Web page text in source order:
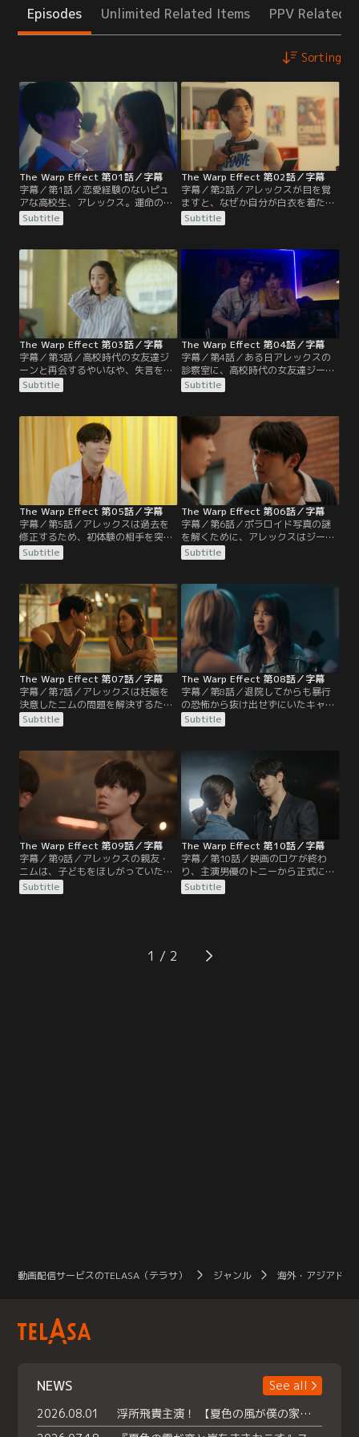
Episodes Unlimited Related Items PPV Related
Sorting
The Warp Effect 第01話／字幕
字幕／第1話／恋愛経験のないピュ
アな高校生、アレックス。運命の人
と出会うまで貞操を守ることを母親
と約束をしていた。しかし18歳の誕
ソな同級生のホームパーティーに出
かけて部活の女友達ジーンとベッド
インする。いよいよ童貞とおさらば
という時に友達に飲まされて羽目を
外してしまう。
Subtitle
The Warp Effect 第02話／字幕
字幕／第2話／アレックスが目を覚
ますと、なぜか自分が白衣を着た産
婦人科医になっていた。10年前から
ワープしてきたアレックスは、過去
友シイウを訪ねる。はじめは追い出
されたが、手元にあるポラロイド写
真を見せて自分が過去からワープし
てきたことを説得する。
Subtitle
The Warp Effect 第03話／字幕
字幕／第3話／高校時代の女友達ジ
ーンと再会するやいなや、失言をし
て頬を叩かれたアレックス。10年前
のパーティーでの出来事は明かされ
ムを訪ねたが、逆恨みされていたた
めに攻撃されるが、シイウの説得で
仲直りをする。アレックスは自分と
関係を持った女性を見つけ出すた
め、親友2人と捜査チームを発足し
て謎解きミッションに挑む…
Subtitle
The Warp Effect 第04話／字幕
字幕／第4話／ある日アレックスの
診察室に、高校時代の女友達ジーン
が患者として現れる。ジーンはパー
ティーで起こった出来事を思い出し
しまう。一方ポラロイドに出産する
姿が写っていたニムは、こんなこと
は有り得ないと話していたが、交際
相手のビューから代わりに子どもを
産んでほしいと告げられる。
Subtitle
The Warp Effect 第05話／字幕
字幕／第5話／アレックスは過去を
修正するため、初体験の相手を突き
止めようする。お相手が同窓生のジ
ーンやキャットではないと推察した
矢を向ける。モリーは、ジーンが監
督をつとめる映画の主演に抜擢され
たが、カメラマンに容姿を批判され
て気を落としていた。そのときモリ
ーがインスタグラムに投稿した自撮
り画像はなんと…
Subtitle
The Warp Effect 第06話／字幕
字幕／第6話／ポラロイド写真の謎
を解くために、アレックスはジーン
に10年前のパーティーで起こった事
を話してほしいと頼む。ジーンから
校時代の軽率な行動によって仲間を
深く傷つけたことを知って落胆す
る。するとシイウからモリーの写真
が元に戻ったことを聞く…
Subtitle
The Warp Effect 第07話／字幕
字幕／第7話／アレックスは妊娠を
決意したニムの問題を解決するた
め、自分の代わりにアーミーを紹介
する。アーミーは再会したジョーと
が縮まっていくたびに温度差を感じ
はじめる。一方で親友のシイウは興
味本位で違法サイトに申し込み、子
犬プレイを楽しんでいるところに警
察の査察が入る…
Subtitle
The Warp Effect 第08話／字幕
字幕／第8話／退院してからも暴行
の恐怖から抜け出せずにいたキャッ
トに、アレックスは優しい言葉をか
ける。ジョーとの関係に悩むアーミ
決の糸口を探そうとする。一方、自
分の彼女のために体外受精にまで踏
み切ったニムであったが、ある日彼
女の手元にアメリカのグリーンカー
ド権の当選通知が届き、気持ちが離
れていく…
Subtitle
The Warp Effect 第09話／字幕
字幕／第9話／アレックスの親友・
ニムは、子どもをほしがっていた彼
女と別れた後に妊娠が発覚して困惑
する。体外受精への協力者であった
にも妊娠が発覚し、迷いにかられ
る。一方、ジェーダイは性病に感染
Subtitle
The Warp Effect 第10話／字幕
字幕／第10話／映画のロケが終わ
り、主演男優のトニーから正式に交
際を申し込まれたジーンは、まだ彼
への答えを出せずにいた。そこに友
持つため勤務先を訪ねると、上司か
らセクハラを受けている現場に出く
Subtitle
1
動画配信サービスのTELASA（テラサ） ジャンル 海外・アジアドラ
NEWS
See all
2026.08.01
浮所飛貴主演！ 【夏色の風が僕の家にやってきた】 本日よりテラサで独占配信スタート！